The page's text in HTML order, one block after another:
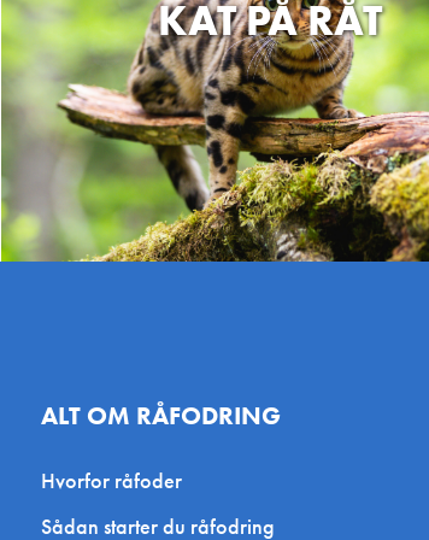
MiniZoo Vanløse ApS
Vanløse Torv 1 - Kronen
Butikscenter, 2720 København,
Danmark
Agroland Snejbjerg
Snerlundvej 2, Snejbjerg 7400
Herning, Danmark
Strand, Danmark
Agroland Vamdrup
Danmark
KAT PÅ RÅT
ALT OM RÅFODRING
Hvorfor råfoder
Sådan starter du råfodring